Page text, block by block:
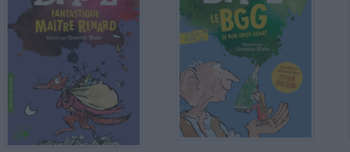
LITTÉRATURE DE VOYAGE
Récits des voyageurs et des
explorateurs
Relations et politiques
internationales
Sécurité nationale - Défense
ECOLOGIE - ENVIRONNEMENT
Histoire moderne
Histoire contemporaine
BIOGRAPHIES HISTORIQUES
Biographies historiques
HISTOIRE - GÉNÉRALITÉS
Historiographie
Etudes historiques
Généalogie - Héraldique
Franc-maçonnerie
Dictionnaires Français
Dictionnaires Bilingues
Langues universitaires -
Dictionnaires et méthodes
Méthodes Langues Grand public
Français langues étrangères